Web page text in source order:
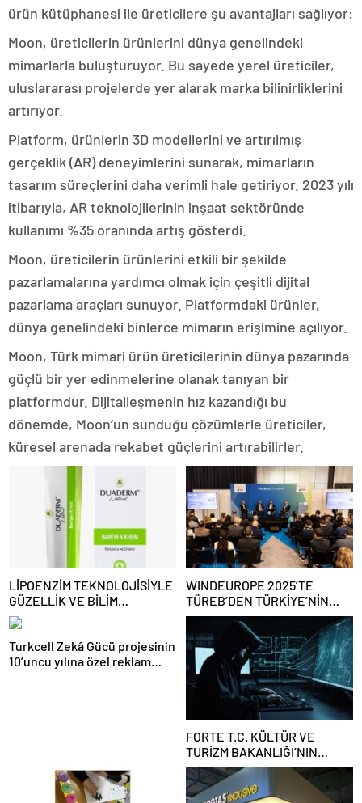
ürün kütüphanesi ile üreticilere şu avantajları sağlıyor:
Moon, üreticilerin ürünlerini dünya genelindeki
mimarlarla buluşturuyor. Bu sayede yerel üreticiler,
uluslararası projelerde yer alarak marka bilinirliklerini
artırıyor.
Platform, ürünlerin 3D modellerini ve artırılmış
gerçeklik (AR) deneyimlerini sunarak, mimarların
tasarım süreçlerini daha verimli hale getiriyor. 2023 yılı
itibarıyla, AR teknolojilerinin inşaat sektöründe
kullanımı %35 oranında artış gösterdi.
Moon, üreticilerin ürünlerini etkili bir şekilde
pazarlamalarına yardımcı olmak için çeşitli dijital
pazarlama araçları sunuyor. Platformdaki ürünler,
dünya genelindeki binlerce mimarın erişimine açılıyor.
Moon, Türk mimari ürün üreticilerinin dünya pazarında
güçlü bir yer edinmelerine olanak tanıyan bir
platformdur. Dijitalleşmenin hız kazandığı bu
dönemde, Moon’un sunduğu çözümlerle üreticiler,
küresel arenada rekabet güçlerini artırabilirler.
LİPOENZİM TEKNOLOJİSİYLE
GÜZELLİK VE BİLİM
BULUŞUYOR
WINDEUROPE 2025’TE
TÜREB’DEN TÜRKİYE’NİN
RÜZGAR SEKTÖRÜNE
YÖNELİK GÜÇLÜ ÇAĞRI
Turkcell Zekâ Gücü projesinin
10’uncu yılına özel reklam
FORTE T.C. KÜLTÜR VE
TURİZM BAKANLIĞI’NIN
SİBER GÜVENLİĞİ İÇİN STM
İLE İŞ BİRLİĞİ YAPTI